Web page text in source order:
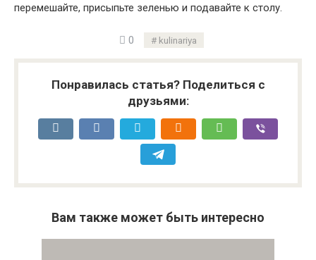
перемешайте, присыпьте зеленью и подавайте к столу.
0 kulinariya
Понравилась статья? Поделиться с
друзьями:
Вам также может быть интересно